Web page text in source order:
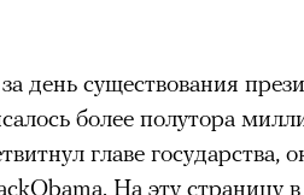
день существования
более полутора
главе государства,
На эту страницу